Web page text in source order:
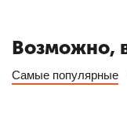
Возможно,
Самые популярные